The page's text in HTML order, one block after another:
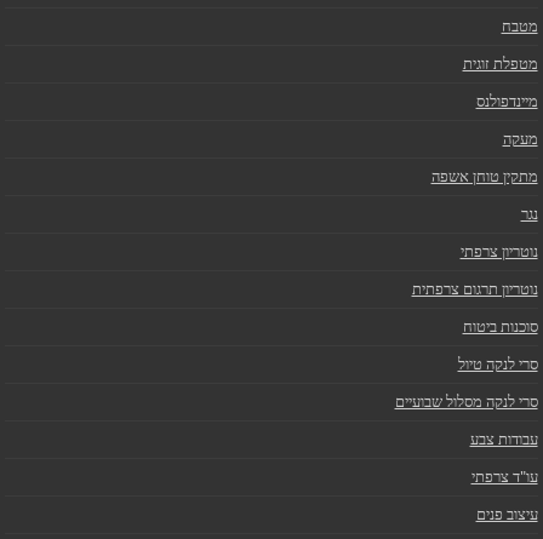
מטבח
מטפלת זוגית
מיינדפולנס
מעקה
מתקין טוחן אשפה
נגר
נוטריון צרפתי
נוטריון תרגום צרפתית
סוכנות ביטוח
סרי לנקה טיול
סרי לנקה מסלול שבועיים
עבודות צבע
עו"ד צרפתי
עיצוב פנים